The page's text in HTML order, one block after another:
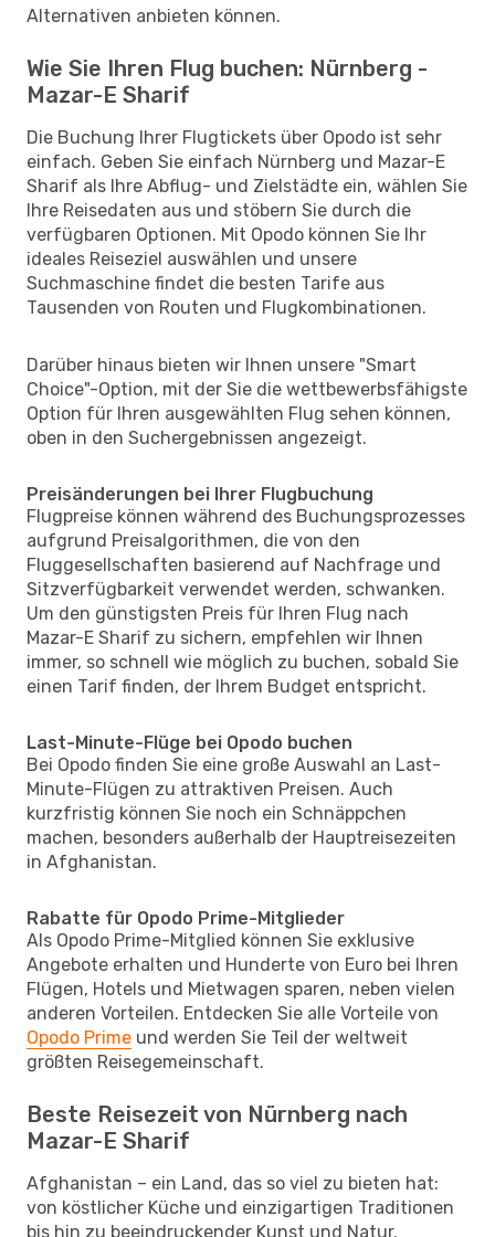
Alternativen anbieten können.
Wie Sie Ihren Flug buchen: Nürnberg -
Mazar-E Sharif
Die Buchung Ihrer Flugtickets über Opodo ist sehr
einfach. Geben Sie einfach Nürnberg und Mazar-E
Sharif als Ihre Abflug- und Zielstädte ein, wählen Sie
Ihre Reisedaten aus und stöbern Sie durch die
verfügbaren Optionen. Mit Opodo können Sie Ihr
ideales Reiseziel auswählen und unsere
Suchmaschine findet die besten Tarife aus
Tausenden von Routen und Flugkombinationen.
Darüber hinaus bieten wir Ihnen unsere "Smart
Choice"-Option, mit der Sie die wettbewerbsfähigste
Option für Ihren ausgewählten Flug sehen können,
oben in den Suchergebnissen angezeigt.
Preisänderungen bei Ihrer Flugbuchung
Flugpreise können während des Buchungsprozesses
aufgrund Preisalgorithmen, die von den
Fluggesellschaften basierend auf Nachfrage und
Sitzverfügbarkeit verwendet werden, schwanken.
Um den günstigsten Preis für Ihren Flug nach
Mazar-E Sharif zu sichern, empfehlen wir Ihnen
immer, so schnell wie möglich zu buchen, sobald Sie
einen Tarif finden, der Ihrem Budget entspricht.
Last-Minute-Flüge bei Opodo buchen
Bei Opodo finden Sie eine große Auswahl an Last-
Minute-Flügen zu attraktiven Preisen. Auch
kurzfristig können Sie noch ein Schnäppchen
machen, besonders außerhalb der Hauptreisezeiten
in Afghanistan.
Rabatte für Opodo Prime-Mitglieder
Als Opodo Prime-Mitglied können Sie exklusive
Angebote erhalten und Hunderte von Euro bei Ihren
Flügen, Hotels und Mietwagen sparen, neben vielen
anderen Vorteilen. Entdecken Sie alle Vorteile von
Opodo Prime und werden Sie Teil der weltweit
größten Reisegemeinschaft.
Beste Reisezeit von Nürnberg nach
Mazar-E Sharif
Afghanistan – ein Land, das so viel zu bieten hat:
von köstlicher Küche und einzigartigen Traditionen
bis hin zu beeindruckender Kunst und Natur.